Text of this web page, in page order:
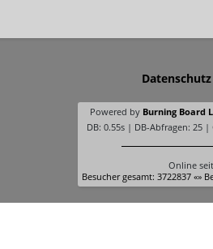
Datenschutz
Powered by Burning Board
DB: 0.55s | DB-Abfragen: 25 |
Online
Besucher gesamt: 3722837 «»